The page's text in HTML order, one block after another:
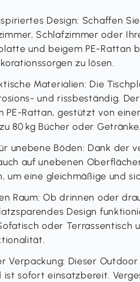
Design: Schaffen
Schlafzimmer oder
und beigem PE-Rattan
zu lösen.
Materialien: Die
und rissbeständig.
PE-Rattan, gestützt von
80 kg Bücher oder Getränke.
unebene Böden: Dank der
auf unebenen
um eine gleichmäßige und
Raum: Ob drinnen oder
Design
oder Terrassentisch
Verpackung: Dieser
ist sofort einsatzbereit.